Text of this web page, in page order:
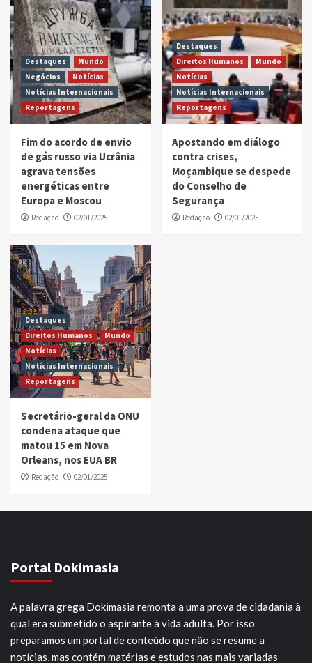
Destaques
Mundo
Negócios
Notícias
Notícias Internacionais
Reportagens
Fim do acordo de envio
de gás russo via Ucrânia
agrava tensões
energéticas entre
Europa e Moscou
Redação 02/01/2025
Destaques
Direitos Humanos
Mundo
Notícias
Notícias Internacionais
Reportagens
Apostando em diálogo
contra crises,
Moçambique se despede
do Conselho de
Segurança
Redação 02/01/2025
Destaques
Direitos Humanos
Mundo
Notícias
Notícias Internacionais
Reportagens
Secretário-geral da ONU
condena ataque que
matou 15 em Nova
Orleans, nos EUA BR
Redação 02/01/2025
Portal Dokimasia
A palavra grega Dokimasia remonta a uma prova de cidadania à
qual era submetido o aspirante à vida adulta. Por isso
preparamos um portal de conteúdo que não se resume a
notícias, mas contém matérias e estudos nas mais variadas